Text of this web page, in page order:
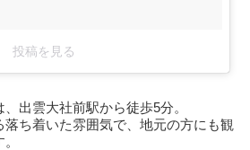
投稿を見る
、出雲大社前駅から徒歩5分。
ち着いた雰囲気で、地元の方にも観